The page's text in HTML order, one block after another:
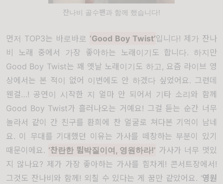
잔나비 골수팬과 함께 했습니다!
먼저 TOP3는 바로바로 ‘Good Boy Twist’입니다! 제가 잔나
비 노래 중에서 가장 좋아하는 노래이기도 합니다. 하지만
Good Boy Twist는 꽤 옛날 노래이기도 하고, 요즘 라이브 영
상에서는 본 적이 없어 이번에도 안 하겠다 싶었어요. 그런데
웬걸…! 공연이 시작한 지 얼마 안 되어서 기타 소리와 함께
Good Boy Twist가 흘러나오는 거예요! 그걸 듣는 순간 너무
놀라서 같이 간 친구를 환희에 찬 얼굴로 쳐다본 기억이 남네
요. 이 무대를 기대했던 이유는 가사를 떼창하는 부분이 있기
때문이에요. ‘찬란한 뜀박질이여, 영원하라!’ 가사가 너무 멋있
지 않나요? 제가 가장 좋아하는 가사를 힘차게! 콘서트장에서!
그것도 잔나비와 함께! 외칠 수 있다는 게 꿈만 같았어요. ‘영원